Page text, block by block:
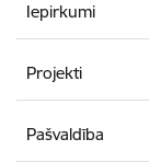
Iepirkumi
Projekti
Pašvaldība